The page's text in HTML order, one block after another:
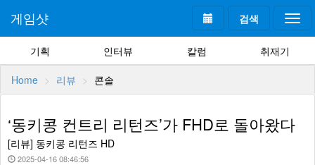
검색
게임샷
기획 인터뷰 칼럼 취재기
Home 리뷰 콘솔
‘동키콩 컨트리 리턴즈’가 FHD로 돌아왔다
[리뷰] 동키콩 리턴즈 HD
2025-04-16 08:46:56